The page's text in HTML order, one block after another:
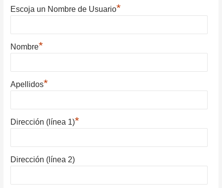
Escoja un Nombre de Usuario*
Nombre*
Apellidos*
Dirección (línea 1)*
Dirección (línea 2)